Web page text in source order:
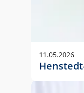
11.05.2026